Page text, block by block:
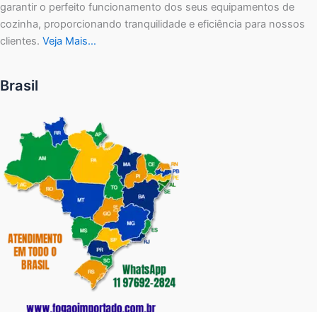
garantir o perfeito funcionamento dos seus equipamentos de
cozinha, proporcionando tranquilidade e eficiência para nossos
clientes. Veja Mais…
Brasil